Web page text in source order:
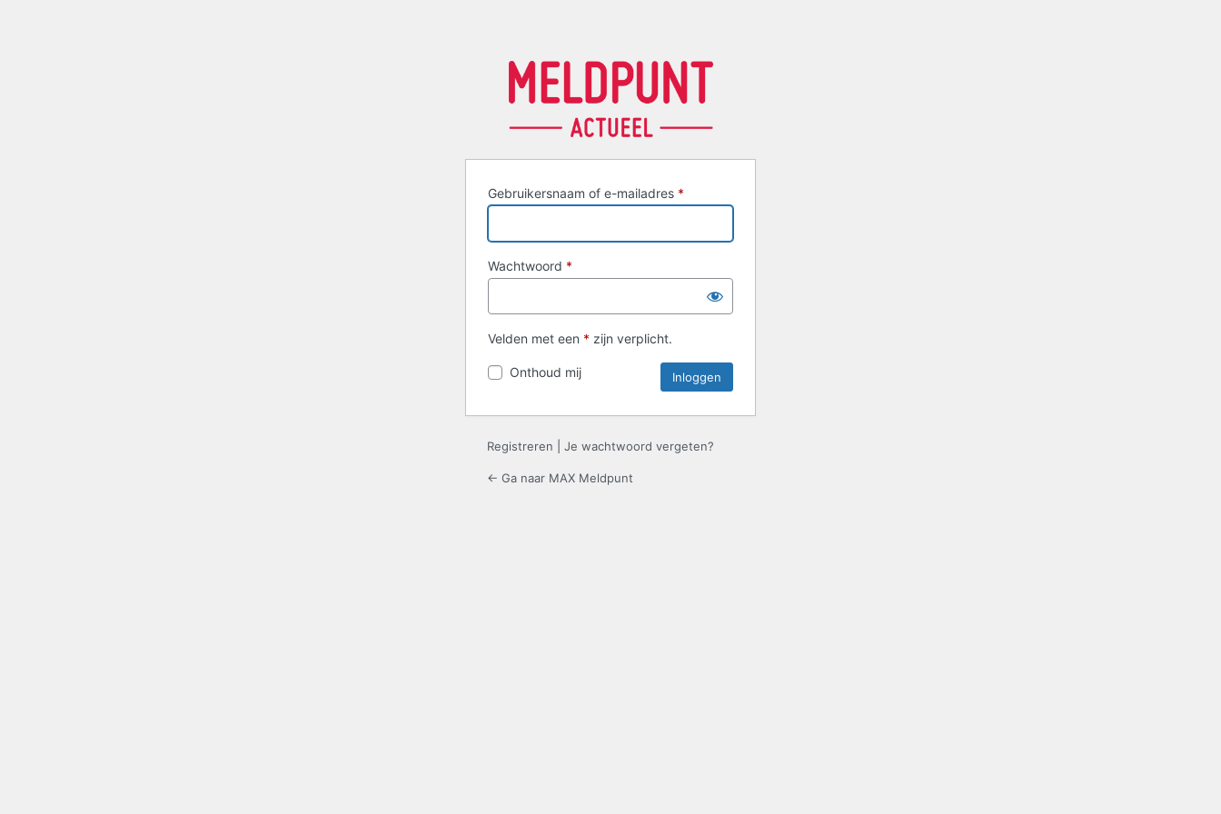
Gebruikersnaam of e-mailadres *
Wachtwoord *
Velden met een * zijn verplicht.
Onthoud mij
Registreren Je wachtwoord vergeten?
← Ga naar MAX Meldpunt